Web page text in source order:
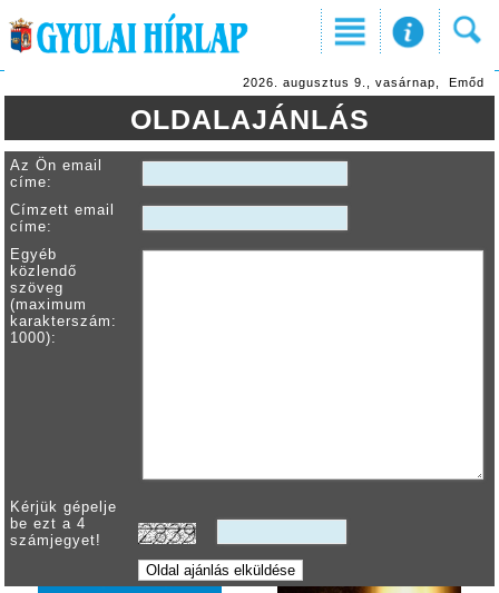
2026. augusztus 9., vasárnap, Emőd
OLDALAJÁNLÁS
Az Ön email
címe:
Címzett email
címe:
Egyéb
közlendő
szöveg
(maximum
karakterszám:
1000):
Kérjük gépelje
be ezt a 4
számjegyet!